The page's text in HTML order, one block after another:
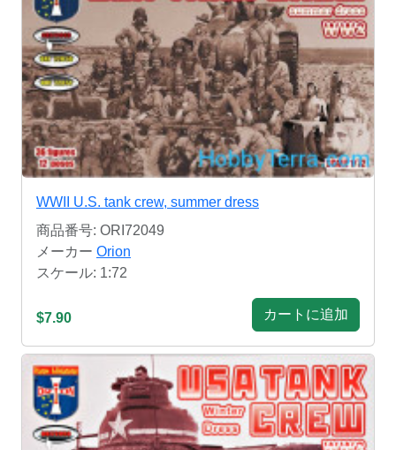
WWII U.S. tank crew, summer dress
商品番号: ORI72049
メーカー Orion
スケール: 1:72
$7.90 カートに追加